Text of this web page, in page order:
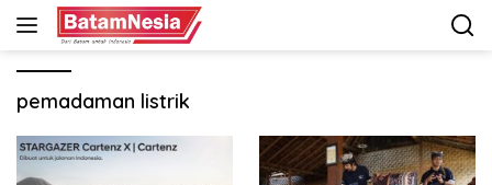
Langsung
pemadaman listrik